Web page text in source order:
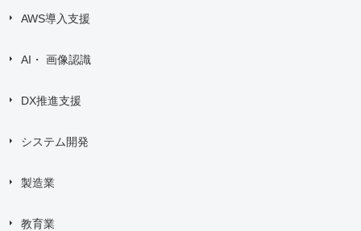
AWS導入支援
AI・ 画像認識
DX推進支援
システム開発
製造業
教育業